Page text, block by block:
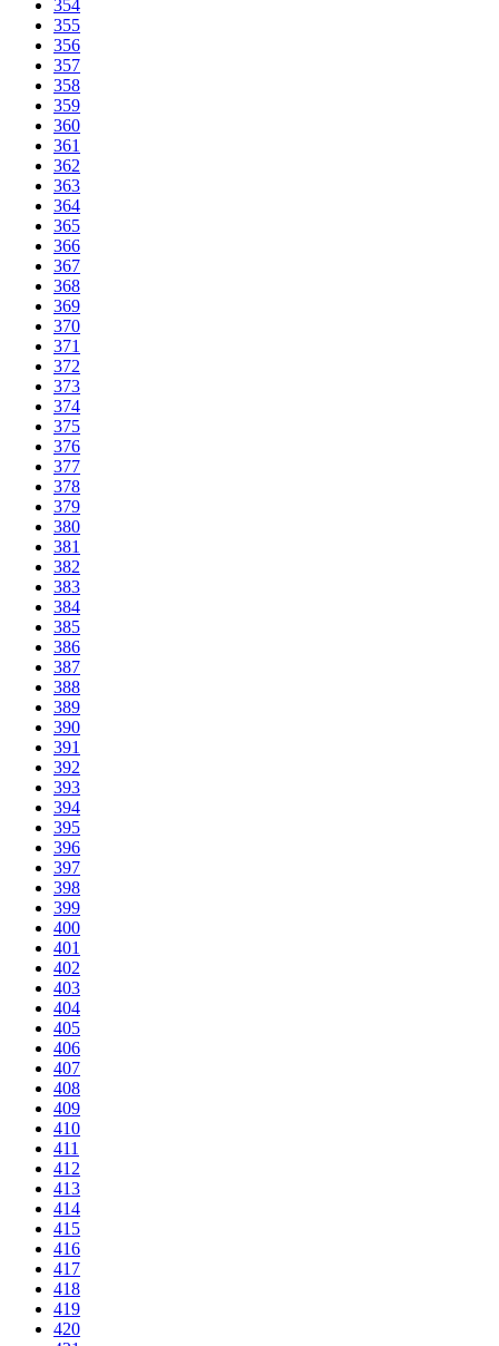
354
355
356
357
358
359
360
361
362
363
364
365
366
367
368
369
370
371
372
373
374
375
376
377
378
379
380
381
382
383
384
385
386
387
388
389
390
391
392
393
394
395
396
397
398
399
400
401
402
403
404
405
406
407
408
409
410
411
412
413
414
415
416
417
418
419
420